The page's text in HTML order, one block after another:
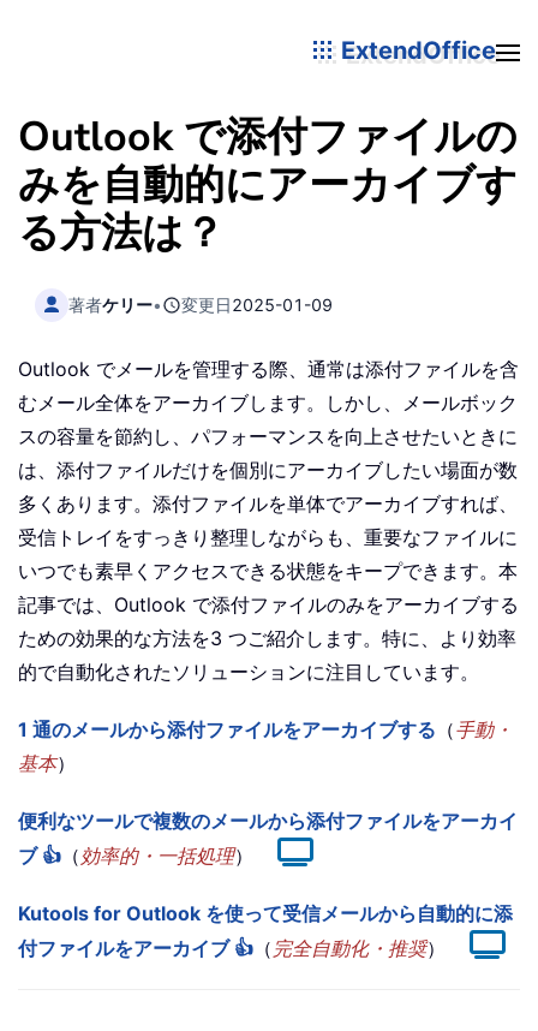
ExtendOffice
Outlook で添付ファイルの
みを自動的にアーカイブす
る方法は？
著者ケリー• 変更日2025-01-09
Outlook でメールを管理する際、通常は添付ファイルを含
むメール全体をアーカイブします。しかし、メールボック
スの容量を節約し、パフォーマンスを向上させたいときに
は、添付ファイルだけを個別にアーカイブしたい場面が数
多くあります。添付ファイルを単体でアーカイブすれば、
受信トレイをすっきり整理しながらも、重要なファイルに
いつでも素早くアクセスできる状態をキープできます。本
記事では、Outlook で添付ファイルのみをアーカイブする
ための効果的な方法を3 つご紹介します。特に、より効率
的で自動化されたソリューションに注目しています。
1 通のメールから添付ファイルをアーカイブする （手動・
基本）
便利なツールで複数のメールから添付ファイルをアーカイ
ブ 👍 （効率的・一括処理）
Kutools for Outlook を使って受信メールから自動的に添
付ファイルをアーカイブ 👍 （ 完全自動化・推奨）